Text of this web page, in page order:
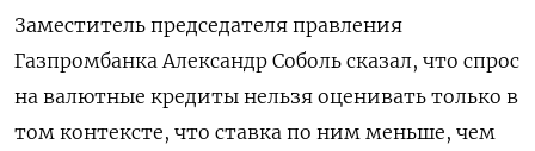
Заместитель председателя правления
Газпромбанка Александр Соболь сказал, что спрос
на валютные кредиты нельзя оценивать только в
том контексте, что ставка по ним меньше, чем